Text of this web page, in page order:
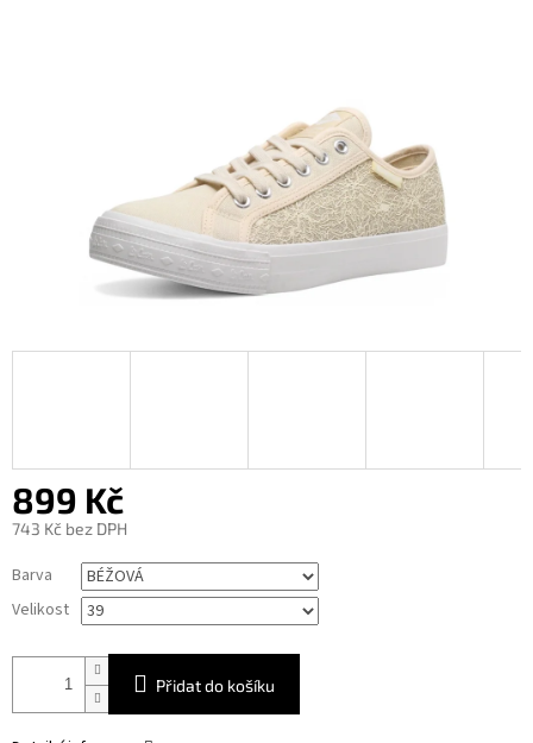
899 Kč
743 Kč bez DPH
cena:
Barva
Velikost
Přidat do košíku